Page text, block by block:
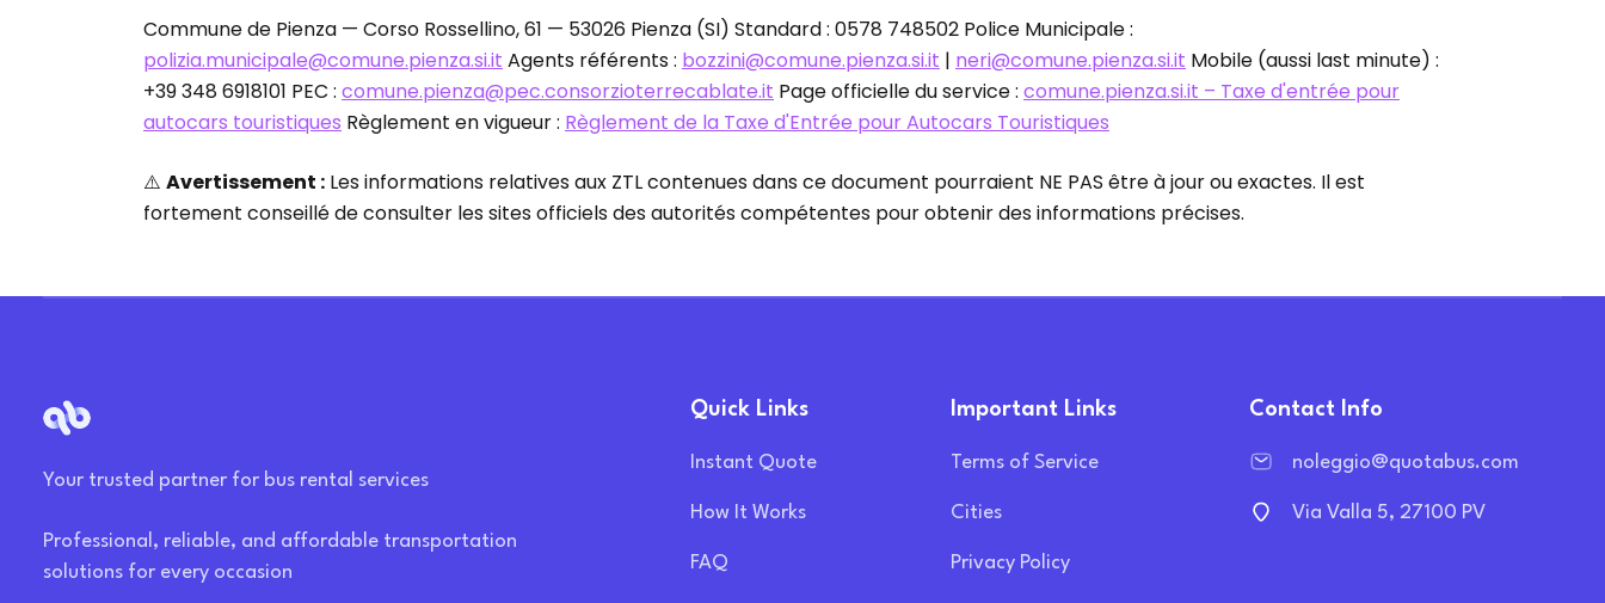
Commune de Pienza — Corso Rossellino, 61 — 53026 Pienza (SI) Standard : 0578 748502 Police Municipale :
polizia.municipale@comune.pienza.si.it Agents référents : bozzini@comune.pienza.si.it | neri@comune.pienza.si.it Mobile (aussi last minute) :
+39 348 6918101 PEC : comune.pienza@pec.consorzioterrecablate.it Page officielle du service : comune.pienza.si.it – Taxe d'entrée pour
autocars touristiques Règlement en vigueur : Règlement de la Taxe d'Entrée pour Autocars Touristiques
⚠️ Avertissement : Les informations relatives aux ZTL contenues dans ce document pourraient NE PAS être à jour ou exactes. Il est
fortement conseillé de consulter les sites officiels des autorités compétentes pour obtenir des informations précises.
Your trusted partner for bus rental services
Professional, reliable, and affordable transportation
solutions for every occasion
Quick Links
Instant Quote
How It Works
FAQ
Important Links
Terms of Service
Cities
Privacy Policy
Contact Info
noleggio@quotabus.com
Via Valla 5, 27100 PV